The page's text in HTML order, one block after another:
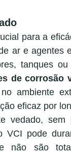
para a
ar e agentes
tanques
de corrosão
ambiente
eficaz por
vedado,
VCI pode
não são